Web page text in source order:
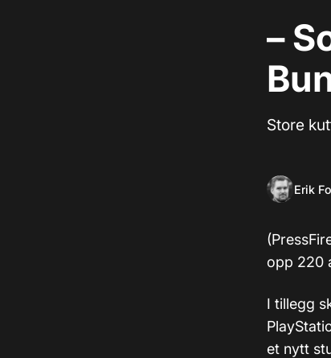
–
Store
Erik
opp 220
I tillegg
et nytt